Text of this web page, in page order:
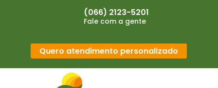
(066) 2123-5201
Fale com a gente
Quero atendimento personalizado